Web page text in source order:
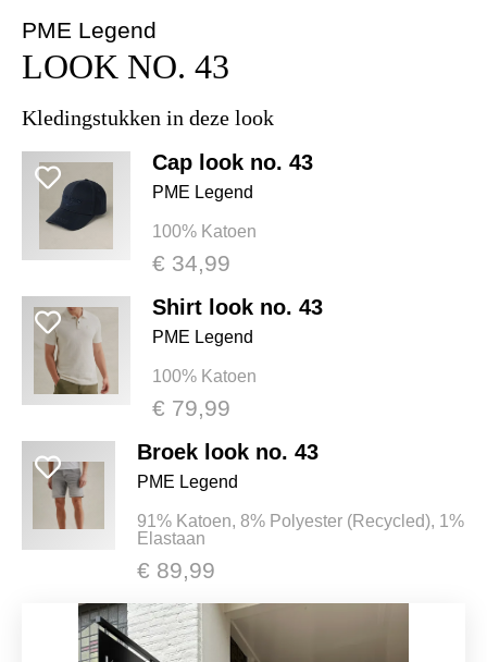
PME Legend
LOOK NO. 43
Kledingstukken in deze look
Cap look no. 43
PME Legend
100% Katoen
€ 34,99
Shirt look no. 43
PME Legend
100% Katoen
€ 79,99
Broek look no. 43
PME Legend
91% Katoen, 8% Polyester (Recycled), 1%
Elastaan
€ 89,99